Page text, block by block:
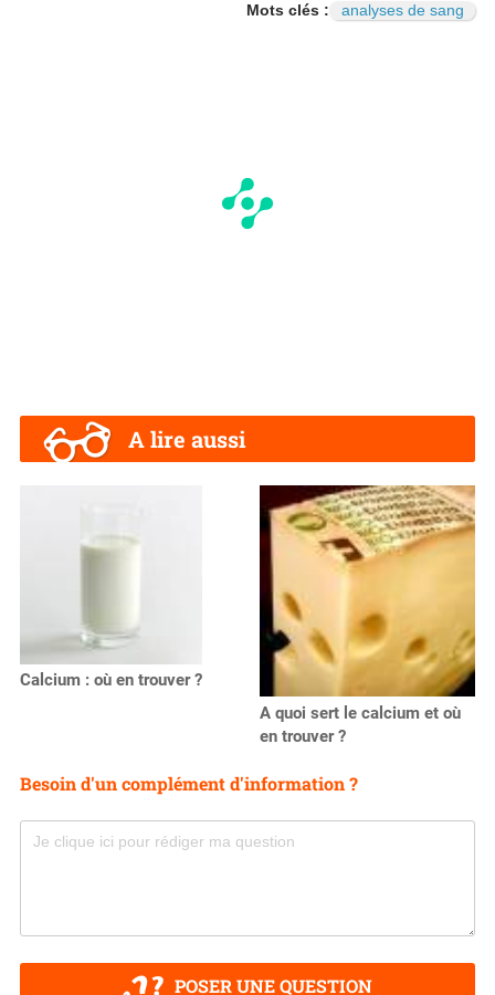
Mots clés : analyses de sang
A lire aussi
Calcium : où en trouver ?
A quoi sert le calcium et où
en trouver ?
Besoin d'un complément d'information ?
POSER UNE QUESTION